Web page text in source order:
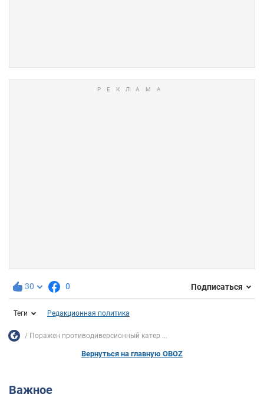
30 0 Подписаться
Теги Редакционная политика
Поражен противодиверсионный катер ...
Вернуться на главную OBOZ
Важное